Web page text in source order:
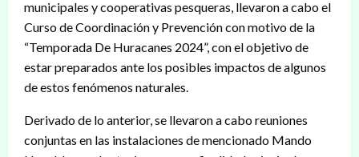
municipales y cooperativas pesqueras, llevaron a cabo el
Curso de Coordinación y Prevención con motivo de la
“Temporada De Huracanes 2024”, con el objetivo de
estar preparados ante los posibles impactos de algunos
de estos fenómenos naturales.
Derivado de lo anterior, se llevaron a cabo reuniones
conjuntas en las instalaciones de mencionado Mando